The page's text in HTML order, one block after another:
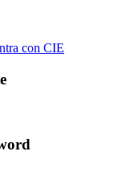
con CIE